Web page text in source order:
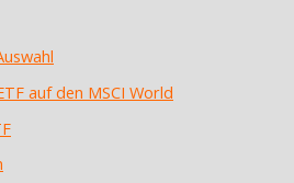
auf den MSCI World